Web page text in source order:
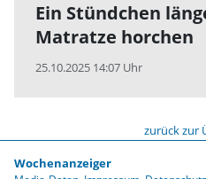
Ein Stündchen
Matratze horchen
25.10.2025 14:07 Uhr
zurück zur
Wochenanzeiger